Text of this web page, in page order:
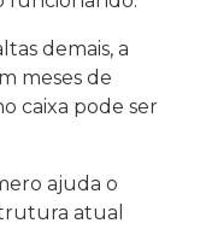
demais, a
meses de
caixa pode ser
ajuda o
atual